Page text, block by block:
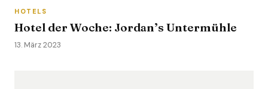
HOTELS
Hotel der Woche: Jordan’s Untermühle
13. März 2023